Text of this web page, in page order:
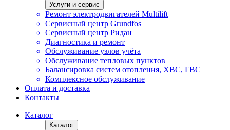
Услуги и сервис
Ремонт электродвигателей Multilift
Сервисный центр Grundfos
Сервисный центр Ридан
Диагностика и ремонт
Обслуживание узлов учёта
Обслуживание тепловых пунктов
Балансировка систем отопления, ХВС, ГВС
Комплексное обслуживание
Оплата и доставка
Контакты
Каталог
Каталог